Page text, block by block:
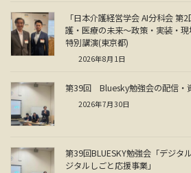
「日本介護経営学会 AI分科会 第
護・医療の未来～政策・実装・
特別講演(東京都)
2026年8月1日
第39回 Bluesky勉強会の配信・
2026年7月30日
第39回BLUESKY勉強会「デジタ
ジタルしごと応援事業」